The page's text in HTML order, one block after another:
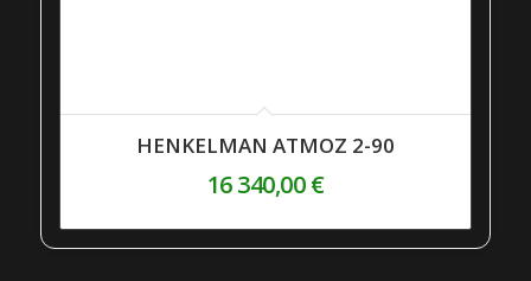
HENKELMAN ATMOZ 2-90
16 340,00€